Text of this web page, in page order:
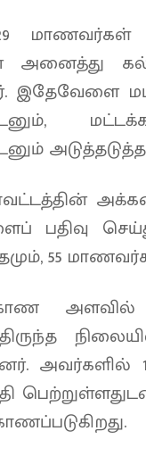
அனைத்து
இதேவேளை
பதிவு
55
அவர்களில்